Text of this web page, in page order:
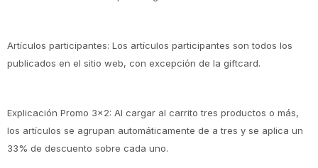
Artículos participantes: Los artículos participantes son todos los
publicados en el sitio web, con excepción de la giftcard.
Explicación Promo 3x2: Al cargar al carrito tres productos o más,
los artículos se agrupan automáticamente de a tres y se aplica un
33% de descuento sobre cada uno.